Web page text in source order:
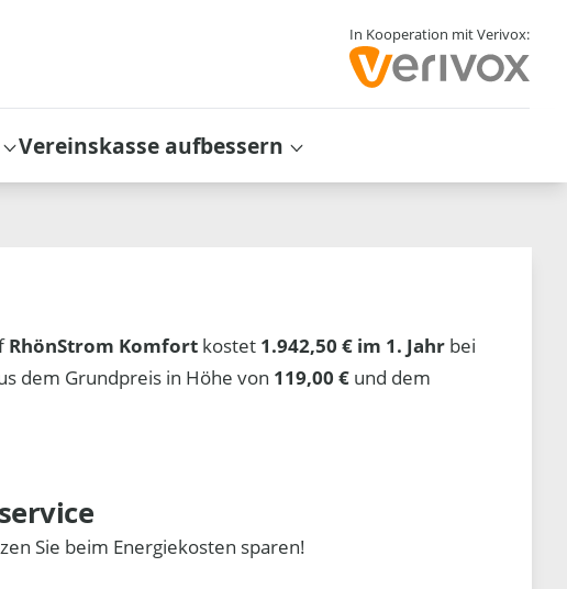
In Kooperation mit Verivox:
Vereinskasse aufbessern
RhönStrom Komfort kostet 1.942,50 € im 1. Jahr bei
dem Grundpreis in Höhe von 119,00 € und dem
Sie beim Energiekosten sparen!